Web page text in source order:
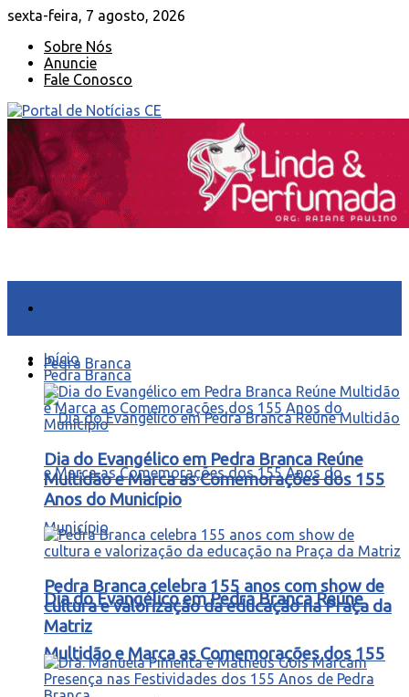
sexta-feira, 7 agosto, 2026
Sobre Nós
Anuncie
Fale Conosco
Pedra Branca
Dia do Evangélico em Pedra Branca Reúne
Multidão e Marca as Comemorações dos 155
Início
Pedra Branca
Dia do Evangélico em Pedra Branca Reúne
Multidão e Marca as Comemorações dos 155
Anos do Município
Pedra Branca celebra 155 anos com show de
cultura e valorização da educação na Praça da
Matriz